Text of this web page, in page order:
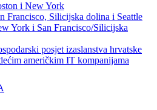
i New York
Francisco, Silicijska dolina i Seattle
York i San Francisco/Silicijska
posjet izaslanstva hrvatske
američkim IT kompanijama